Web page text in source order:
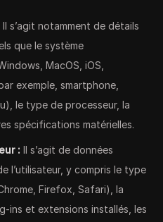
Il s’agit notamment de détails
que le système
MacOS, iOS,
exemple, smartphone,
le type de processeur, la
spécifications matérielles.
:Il s’agit de données
l’utilisateur, y compris le type
Firefox, Safari), la
ins et extensions installés, les